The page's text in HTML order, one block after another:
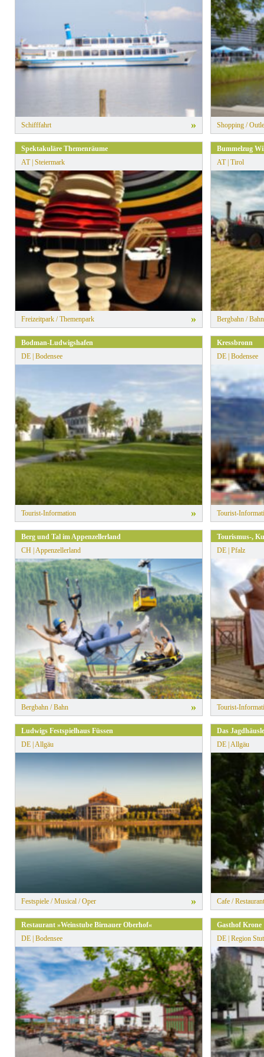
Schifffahrt » Shopping /
Spektakuläre Themenräume
AT | Steiermark
Freizeitpark / Themenpark »
Bummelzug
AT | Tirol
Bergbahn / Bahn
Bodman-Ludwigshafen
DE | Bodensee
Tourist-Information »
Kressbronn
DE | Bodensee
Tourist-
Berg und Tal im Appenzellerland
CH | Appenzellerland
Bergbahn / Bahn »
Tourismus-,
DE | Pfalz
Tourist-
Ludwigs Festspielhaus Füssen
DE | Allgäu
Festspiele / Musical / Oper »
Das
DE | Allgäu
Cafe /
Restaurant »Weinstube Birnauer Oberhof«
DE | Bodensee
Gasthof Krone
DE | Region